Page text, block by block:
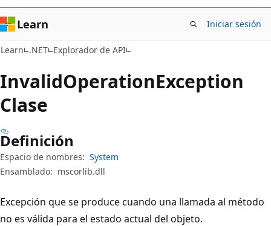
Learn Iniciar sesión
Learn .NET Explorador de API
InvalidOperationException
Clase
Definición
Espacio de nombres: System
Ensamblado: mscorlib.dll
Excepción que se produce cuando una llamada al método
no es válida para el estado actual del objeto.